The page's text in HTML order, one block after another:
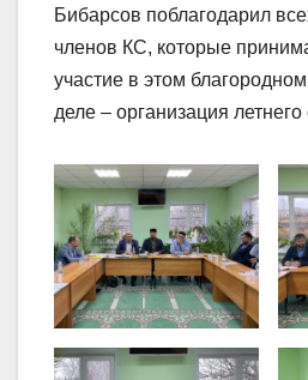
Бибарсов поблагодарил
членов КС, которые
участие в этом
деле – организация